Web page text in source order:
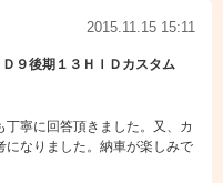
2015.11.15 15:11
後期１３ＨＩＤカスタム
寧に回答頂きました。又、カ
になりました。納車が楽しみで